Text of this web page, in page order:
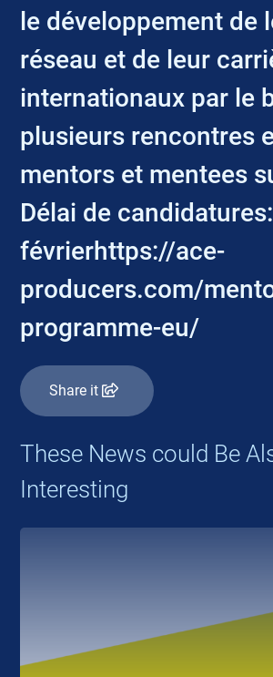
le développement de
réseau et de leur
internationaux par le
plusieurs rencontres
mentors et mentees
Délai de
févrierhttps://ace-
producers.com/
programme-eu/
Share it
These News could Be
Interesting